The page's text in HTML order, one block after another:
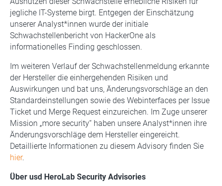
jegliche IT-Systeme birgt. Entgegen der Einschätzung
unserer Analyst*innen wurde der initiale
Schwachstellenbericht von HackerOne als
informationelles Finding geschlossen.
Im weiteren Verlauf der Schwachstellenmeldung erkannte
der Hersteller die einhergehenden Risiken und
Auswirkungen und bat uns, Änderungsvorschläge an den
Standardeinstellungen sowie des Webinterfaces per Issue
Ticket und Merge Request einzureichen. Im Zuge unserer
Mission „more security“ haben unsere Analyst*innen ihre
Änderungsvorschläge dem Hersteller eingereicht.
Detaillierte Informationen zu diesem Advisory finden Sie
hier.
Über usd HeroLab Security Advisories